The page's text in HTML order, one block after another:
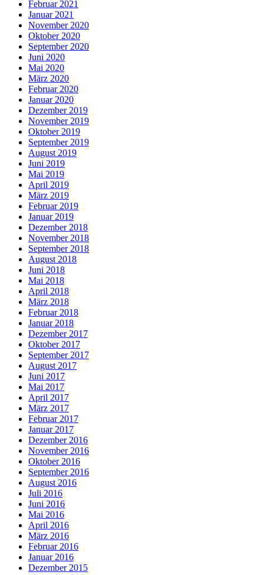
Februar 2021
Januar 2021
November 2020
Oktober 2020
September 2020
Juni 2020
Mai 2020
März 2020
Februar 2020
Januar 2020
Dezember 2019
November 2019
Oktober 2019
September 2019
August 2019
Juni 2019
Mai 2019
April 2019
März 2019
Februar 2019
Januar 2019
Dezember 2018
November 2018
September 2018
August 2018
Juni 2018
Mai 2018
April 2018
März 2018
Februar 2018
Januar 2018
Dezember 2017
Oktober 2017
September 2017
August 2017
Juni 2017
Mai 2017
April 2017
März 2017
Februar 2017
Januar 2017
Dezember 2016
November 2016
Oktober 2016
September 2016
August 2016
Juli 2016
Juni 2016
Mai 2016
April 2016
März 2016
Februar 2016
Januar 2016
Dezember 2015